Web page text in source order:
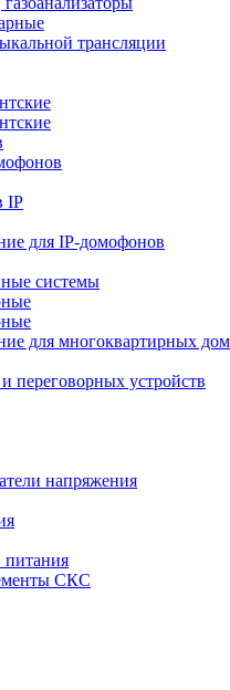
трансляции
IP
для IP-домофонов
системы
для многоквартирных
переговорных устройств
напряжения
питания
СКС